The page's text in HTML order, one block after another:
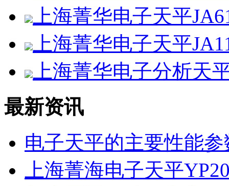
上海菁华电子天平
上海菁华电子天平
上海菁华电子分析天
最新资讯
电子天平的主要性能参
上海菁海电子天平